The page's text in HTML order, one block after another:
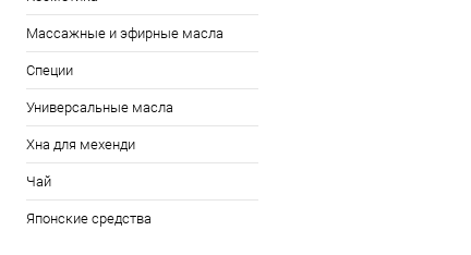
Массажные и эфирные масла
Специи
Универсальные масла
Хна для мехенди
Чай
Японские средства